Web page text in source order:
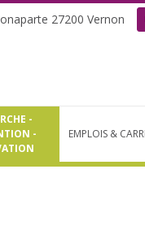
27200 Vernon
-
-
EMPLOIS &